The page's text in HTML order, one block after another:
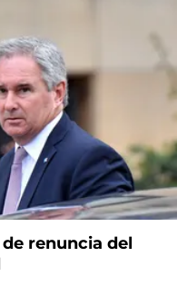
renuncia del